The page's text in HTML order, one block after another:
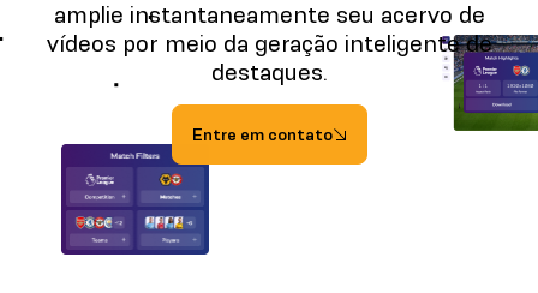
amplie instantaneamente seu acervo de
vídeos por meio da geração inteligente de
destaques.
Entre em contato